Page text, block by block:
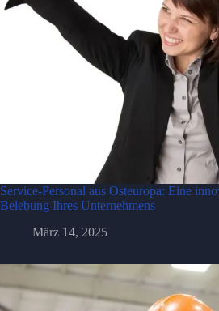
Service-Personal aus Osteuropa: Eine
Belebung Ihres Unternehmens
März 14, 2025